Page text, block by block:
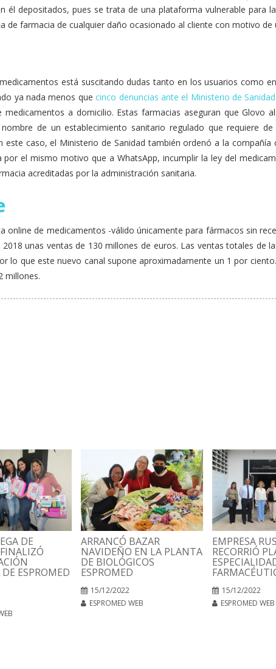
depositados, pues se trata de una plataforma vulnerable para
de farmacia de cualquier daño ocasionado al cliente con motivo de
está suscitando dudas tanto en los usuarios como
ya nada menos quecinco denuncias ante el Ministerio de
a domicilio. Estas farmacias aseguran que Glovo
de un establecimiento sanitario regulado que requiere
este caso, el Ministerio de Sanidad también ordenó a la compañía
el mismo motivo que a WhatsApp, incumplir la ley del
acreditadas por la administración sanitaria.
online de medicamentos -válido únicamente para fármacos sin
unas ventas de 130 millones de euros. Las ventas totales de
lo que este nuevo canal supone aproximadamente un 1 por
millones.
DE
ESPROMED
ARRANCÓ BAZAR
NAVIDEÑO EN LA PLANTA
DE BIOLÓGICOS
ESPROMED
15/12/2022
ESPROMED WEB
EMPRESA
RECORRIÓ
15/12/2022
ESPROMED WEB